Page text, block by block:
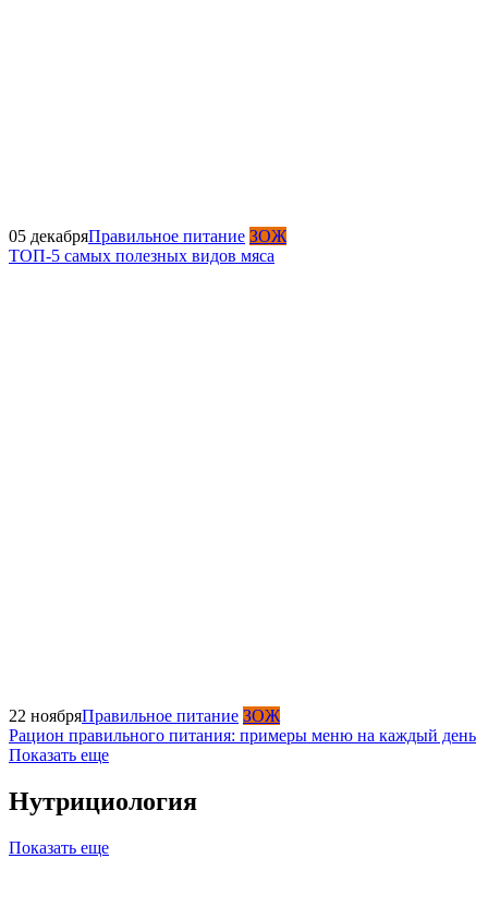
05 декабряПравильное питание ЗОЖ
ТОП-5 самых полезных видов мяса
22 ноябряПравильное питание ЗОЖ
Рацион правильного питания: примеры меню на каждый день
Показать еще
Нутрициология
Показать еще